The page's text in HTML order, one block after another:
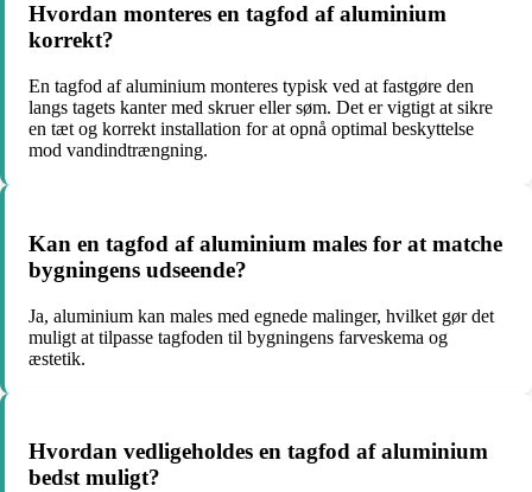
Hvordan monteres en tagfod af aluminium
korrekt?
En tagfod af aluminium monteres typisk ved at fastgøre den
langs tagets kanter med skruer eller søm. Det er vigtigt at sikre
en tæt og korrekt installation for at opnå optimal beskyttelse
mod vandindtrængning.
Kan en tagfod af aluminium males for at matche
bygningens udseende?
Ja, aluminium kan males med egnede malinger, hvilket gør det
muligt at tilpasse tagfoden til bygningens farveskema og
æstetik.
Hvordan vedligeholdes en tagfod af aluminium
bedst muligt?